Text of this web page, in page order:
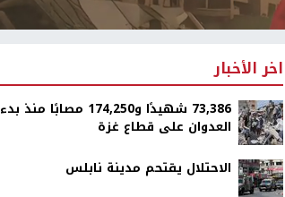
اخر الأخبار
73,386 شهيدًا و174,250 مصابًا منذ بدء
العدوان على قطاع غزة
الاحتلال يقتحم مدينة نابلس